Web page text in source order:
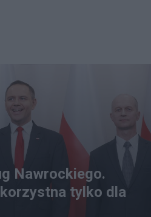
Nawrockiego.
tylko dla